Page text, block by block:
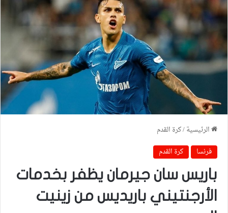
الرئيسية/كرة القدم
فرنسا
كرة القدم
باريس سان جيرمان يظفر بخدمات
الأرجنتيني باريديس من زينيت